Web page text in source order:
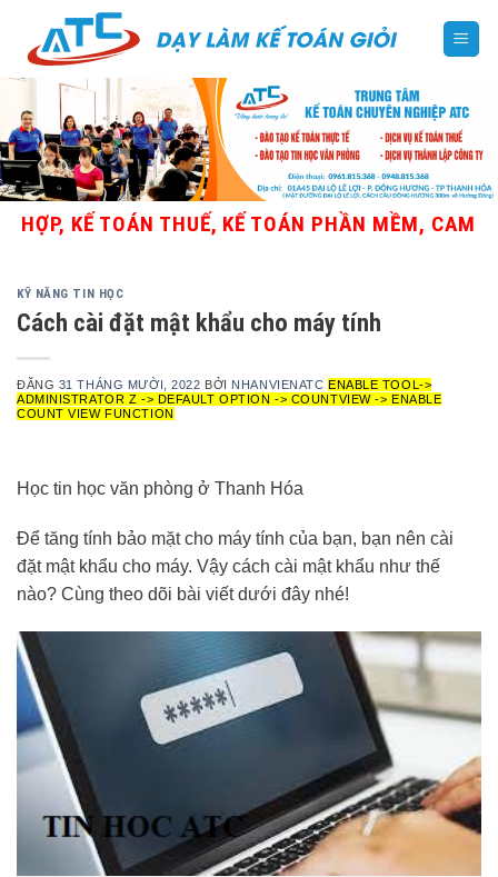
content
TOÁN THUẾ, KẾ TOÁN PHẦN MỀM, CAM KẾT
KỸ NĂNG TIN HỌC
Cách cài đặt mật khẩu cho máy tính
ĐĂNG 31 THÁNG MƯỜI, 2022 BỞI NHANVIENATC ENABLE TOOL->
ADMINISTRATOR Z -> DEFAULT OPTION -> COUNTVIEW -> ENABLE
COUNT VIEW FUNCTION
Học tin học văn phòng ở Thanh Hóa
Để tăng tính bảo mặt cho máy tính của bạn, bạn nên cài
đặt mật khẩu cho máy. Vậy cách cài mật khẩu như thế
nào? Cùng theo dõi bài viết dưới đây nhé!